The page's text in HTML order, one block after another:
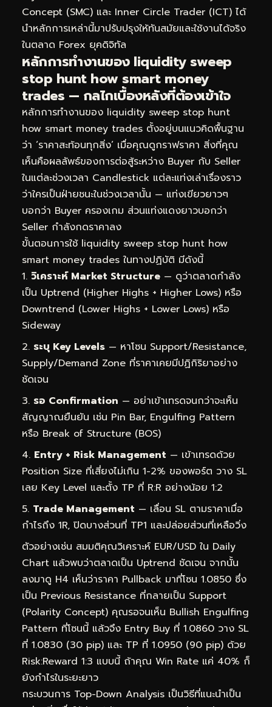
Concept (SMC) และ Inner Circle Trader (ICT) ได้
นำหลักการเหล่านี้มาปรับปรุงให้ทันสมัยและใช้งานได้จริง
ในตลาด Forex ยุคดิจิทัล
หลักการทำงานของ liquidity sweep
stop hunt how smart money
trades — กลไกเบื้องหลังที่ต้องเข้าใจ
หลักการทำงานของ liquidity sweep stop hunt
how smart money trades ตั้งอยู่บนแนวคิดพื้นฐาน
ว่า ‘ราคาสะท้อนทุกสิ่ง’ เมื่อคุณดูกราฟราคา สิ่งที่คุณ
เห็นคือผลลัพธ์ของการต่อสู้ระหว่าง Buyer กับ Seller
ในแต่ละช่วงเวลา Candlestick แต่ละแท่งเล่าเรื่องราว
ว่าใครเป็นฝ่ายชนะในช่วงเวลานั้น — แท่งเขียวยาวๆ
บอกว่า Buyer ครองเกม ส่วนแท่งแดงยาวบอกว่า
Seller กำลังกดราคาลง
ขั้นตอนการใช้ liquidity sweep stop hunt how
smart money trades ในทางปฏิบัติ มีดังนี้
วิเคราะห์ Market Structure — ดูว่าตลาดกำลัง
เป็น Uptrend (Higher Highs + Higher Lows) หรือ
Downtrend (Lower Highs + Lower Lows) หรือ
Sideway
ระบุ Key Levels — หาโซน Support/Resistance,
Supply/Demand Zone ที่ราคาเคยมีปฏิกิริยาอย่าง
ชัดเจน
รอ Confirmation — อย่าเข้าเทรดจนกว่าจะเห็น
สัญญาณยืนยัน เช่น Pin Bar, Engulfing Pattern
หรือ Break of Structure (BOS)
Entry + Risk Management — เข้าเทรดด้วย
Position Size ที่เสี่ยงไม่เกิน 1-2% ของพอร์ต วาง SL
เลย Key Level และตั้ง TP ที่ R:R อย่างน้อย 1:2
Trade Management — เลื่อน SL ตามราคาเมื่อ
กำไรถึง 1R, ปิดบางส่วนที่ TP1 และปล่อยส่วนที่เหลือวิ่ง
ตัวอย่างเช่น สมมติคุณวิเคราะห์ EUR/USD ใน Daily
Chart แล้วพบว่าตลาดเป็น Uptrend ชัดเจน จากนั้น
ลงมาดู H4 เห็นว่าราคา Pullback มาที่โซน 1.0850 ซึ่ง
เป็น Previous Resistance ที่กลายเป็น Support
(Polarity Concept) คุณรอจนเห็น Bullish Engulfing
Pattern ที่โซนนี้ แล้วจึง Entry Buy ที่ 1.0860 วาง SL
ที่ 1.0830 (30 pip) และ TP ที่ 1.0950 (90 pip) ด้วย
Risk:Reward 1:3 แบบนี้ ถ้าคุณ Win Rate แค่ 40% ก็
ยังกำไรในระยะยาว
กระบวนการ Top-Down Analysis เป็นวิธีที่แนะนำเป็น